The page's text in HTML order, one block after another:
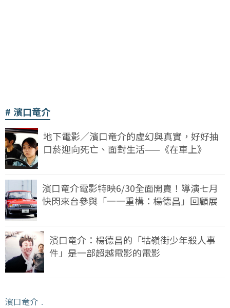
濱口竜介
地下電影／濱口竜介的虛幻與真實，好好抽
口菸迎向死亡、面對生活——《在車上》
濱口竜介電影特映6/30全面開賣！導演七月
快閃來台參與「一一重構：楊德昌」回顧展
濱口竜介：楊德昌的「牯嶺街少年殺人事
件」是一部超越電影的電影
濱口竜介 ﹒